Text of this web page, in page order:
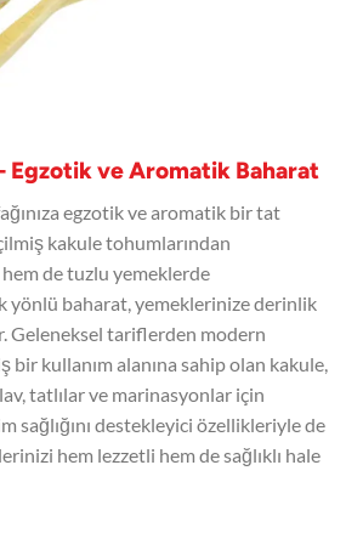
Egzotik ve Aromatik Baharat
egzotik ve aromatik bir tat
kakule tohumlarından
de tuzlu yemeklerde
yönlü baharat, yemeklerinize derinlik
Geleneksel tariflerden modern
bir kullanım alanına sahip olan kakule,
tatlılar ve marinasyonlar için
sağlığını destekleyici özellikleriyle de
hem lezzetli hem de sağlıklı hale